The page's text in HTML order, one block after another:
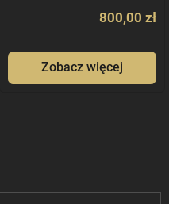
800,00 zł
Zobacz więcej